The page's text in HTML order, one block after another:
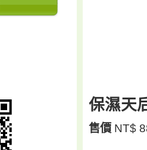
保濕天
售價 NT$